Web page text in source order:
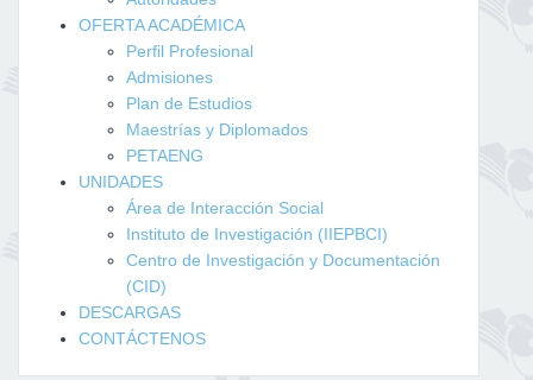
OFERTA ACADÉMICA
Perfil Profesional
Admisiones
Plan de Estudios
Maestrías y Diplomados
PETAENG
UNIDADES
Área de Interacción Social
Instituto de Investigación (IIEPBCI)
Centro de Investigación y Documentación
(CID)
DESCARGAS
CONTÁCTENOS